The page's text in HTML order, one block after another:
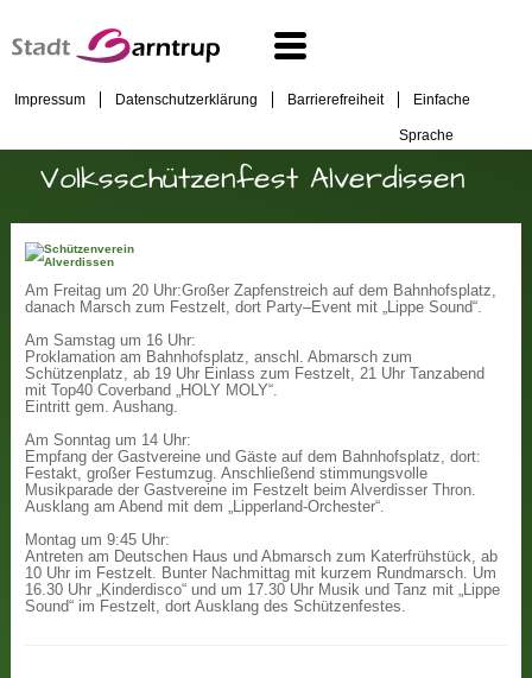
Impressum Datenschutzerklärung Barrierefreiheit Einfache
Sprache
Volksschützenfest Alverdissen
Am Freitag um 20 Uhr:Großer Zapfenstreich auf dem Bahnhofsplatz,
danach Marsch zum Festzelt, dort Party–Event mit „Lippe Sound“.
Am Samstag um 16 Uhr:
Proklamation am Bahnhofsplatz, anschl. Abmarsch zum
Schützenplatz, ab 19 Uhr Einlass zum Festzelt, 21 Uhr Tanzabend
mit Top40 Coverband „HOLY MOLY“.
Eintritt gem. Aushang.
Am Sonntag um 14 Uhr:
Empfang der Gastvereine und Gäste auf dem Bahnhofsplatz, dort:
Festakt, großer Festumzug. Anschließend stimmungsvolle
Musikparade der Gastvereine im Festzelt beim Alverdisser Thron.
Ausklang am Abend mit dem „Lipperland-Orchester“.
Montag um 9:45 Uhr:
Antreten am Deutschen Haus und Abmarsch zum Katerfrühstück, ab
10 Uhr im Festzelt. Bunter Nachmittag mit kurzem Rundmarsch. Um
16.30 Uhr „Kinderdisco“ und um 17.30 Uhr Musik und Tanz mit „Lippe
Sound“ im Festzelt, dort Ausklang des Schützenfestes.